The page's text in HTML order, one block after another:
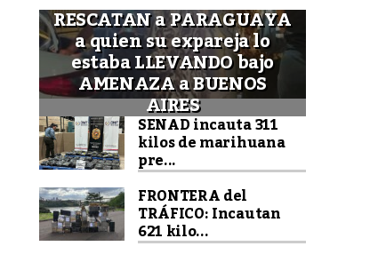
RESCATAN a PARAGUAYA
a quien su expareja lo
estaba LLEVANDO bajo
AMENAZA a BUENOS
AIRES
SENAD incauta 311
kilos de marihuana
pre...
FRONTERA del
TRÁFICO: Incautan
621 kilo...